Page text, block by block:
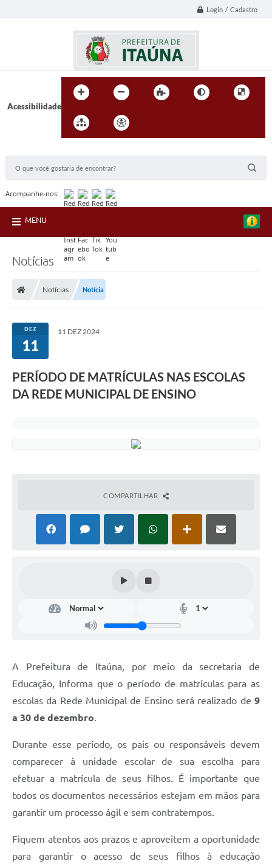
Login / Cadastro
Acessibilidade
Acompanhe-nos:
MENU
Notícias
Notícias Notícia
DEZ
11
11 DEZ 2024
PERÍODO DE MATRÍCULAS NAS ESCOLAS
DA REDE MUNICIPAL DE ENSINO
COMPARTILHAR
A Prefeitura de Itaúna, por meio da secretaria de
Educação, Informa que o período de matrículas para as
escolas da Rede Municipal de Ensino será realizado de 9
a 30 de dezembro.
Durante esse período, os pais ou responsáveis devem
comparecer à unidade escolar de sua escolha para
efetuar a matrícula de seus filhos. É importante que
todos os documentos necessários estejam em mãos para
garantir um processo ágil e sem contratempos.
Fiquem atentos aos prazos e aproveitem a oportunidade
para garantir o acesso de seus filhos à educação